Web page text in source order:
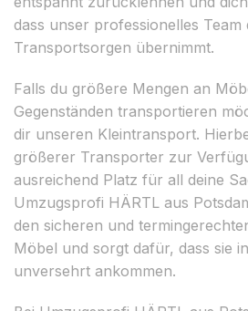
dass unser professionelles Team
Transportsorgen übernimmt.
Falls du größere Mengen an
Gegenständen transportieren
dir unseren Kleintransport.
größerer Transporter zur
ausreichend Platz für all deine
Umzugsprofi HÄRTL aus
den sicheren und
Möbel und sorgt dafür, dass sie
unversehrt ankommen.